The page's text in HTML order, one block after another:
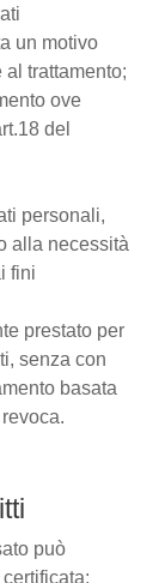
un motivo
al trattamento;
ove
del
personali,
alla necessità
fini
prestato per
senza con
basata
può